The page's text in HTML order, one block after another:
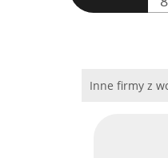
Inne firmy z